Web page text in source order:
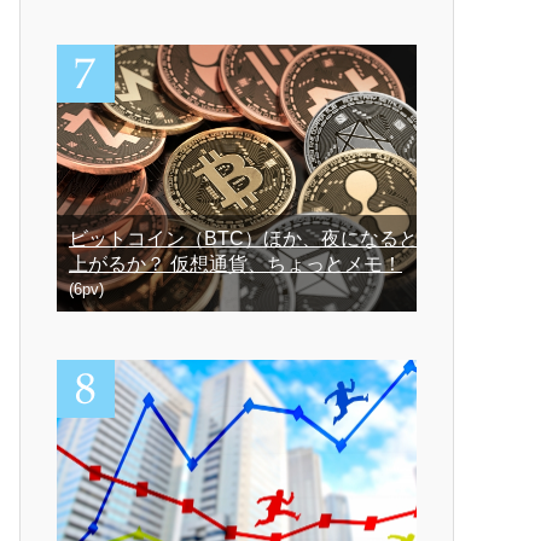
ビットコイン（BTC）ほか、夜になると
上がるか？ 仮想通貨、ちょっとメモ！
(6pv)